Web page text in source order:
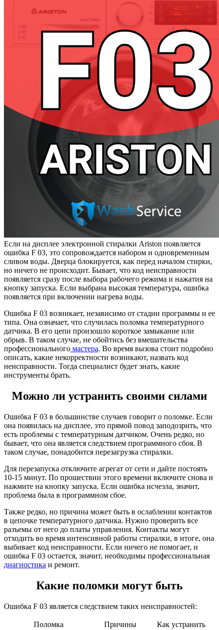
Если на дисплее электронной стиралки Ariston появляется
ошибка F 03, это сопровождается набором и одновременным
сливом воды. Дверца блокируется, как перед началом стирки,
но ничего не происходит. Бывает, что код неисправности
появляется сразу после выбора рабочего режима и нажатия на
кнопку запуска. Если выбрана высокая температура, ошибка
появляется при включении нагрева воды.
Ошибка F 03 возникает, независимо от стадии программы и ее
типа. Она означает, что случилась поломка температурного
датчика. В его цепи произошло короткое замыкание или
обрыв. В таком случае, не обойтись без вмешательства
профессионального мастера. Во время вызова стоит подробно
описать, какие некорректности возникают, назвать код
неисправности. Тогда специалист будет знать, какие
инструменты брать.
Можно ли устранить своими силами
Ошибка F 03 в большинстве случаев говорит о поломке. Если
она появилась на дисплее, это прямой повод заподозрить, что
есть проблемы с температурным датчиком. Очень редко, но
бывает, что она является следствием программного сбоя. В
таком случае, понадобится перезагрузка стиралки.
Для перезапуска отключите агрегат от сети и дайте постоять
10-15 минут. По прошествии этого времени включите снова и
нажмите на кнопку запуска. Если ошибка исчезла, значит,
проблема была в программном сбое.
Также редко, но причина может быть в ослаблении контактов
в цепочке температурного датчика. Нужно проверить все
разъемы от него до платы управления. Контакты могут
отходить во время интенсивной работы стиралки, в итоге, она
выбивает код неисправности. Если ничего не помогает, и
ошибка F 03 остается, значит, необходимы профессиональная
диагностика и ремонт.
Какие поломки могут быть
Ошибка F 03 является следствием таких неисправностей:
Поломка Причины
Как устранить